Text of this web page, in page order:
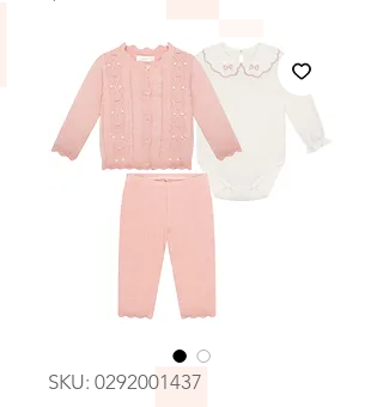
SKU: 0292001437